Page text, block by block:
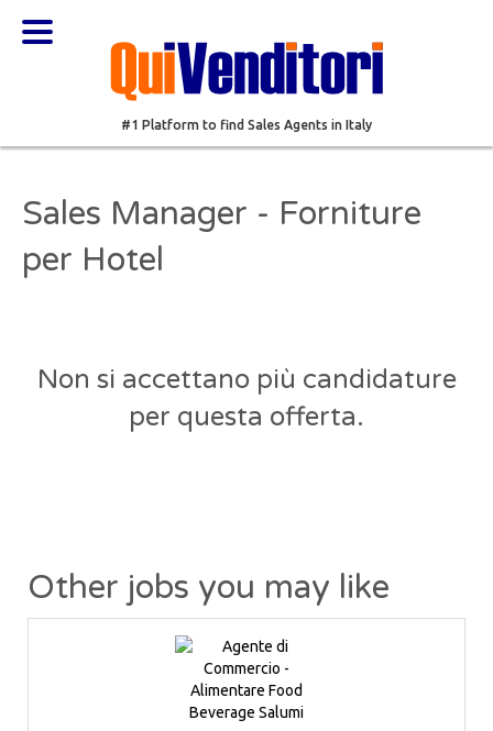
#1 Platform to find Sales Agents in Italy
Sales Manager - Forniture
per Hotel
Non si accettano più candidature
per questa offerta.
Other jobs you may like